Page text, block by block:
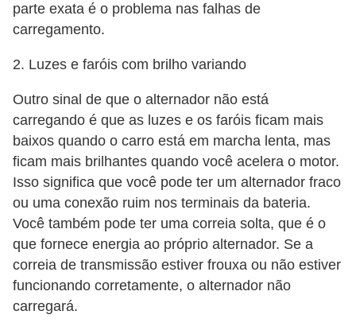
parte exata é o problema nas falhas de
carregamento.
2. Luzes e faróis com brilho variando
Outro sinal de que o alternador não está
carregando é que as luzes e os faróis ficam mais
baixos quando o carro está em marcha lenta, mas
ficam mais brilhantes quando você acelera o motor.
Isso significa que você pode ter um alternador fraco
ou uma conexão ruim nos terminais da bateria.
Você também pode ter uma correia solta, que é o
que fornece energia ao próprio alternador. Se a
correia de transmissão estiver frouxa ou não estiver
funcionando corretamente, o alternador não
carregará.
u
r
o
u
t
o
T
r
a
n
s
p